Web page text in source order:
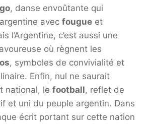
, danse envoûtante qui
avec fougue et
l’Argentine, c’est aussi une
où règnent les
, symboles de convivialité et
Enfin, nul ne saurait
national, le football, reflet de
et uni du peuple argentin. Dans
écrit portant sur cette nation